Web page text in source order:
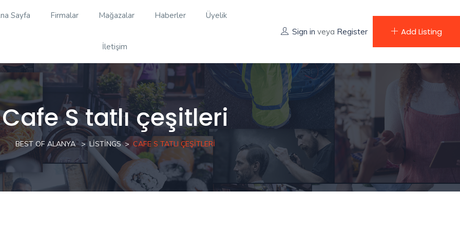
Sayfa Firmalar Mağazalar Haberler Üyelik
İletişim
Sign in veya Register Add Listing
Cafe S tatlı çeşitleri
BEST OF ALANYA LISTINGS CAFE S TATLI ÇEŞITLERI